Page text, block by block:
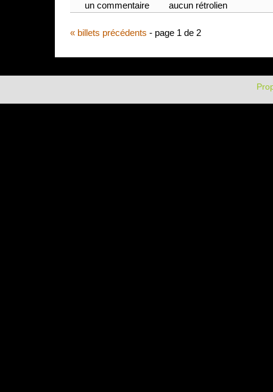
un commentaire
aucun rétrolien
« billets précédents - page 1 de 2